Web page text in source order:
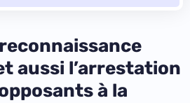
aussi l’arrestation
à la